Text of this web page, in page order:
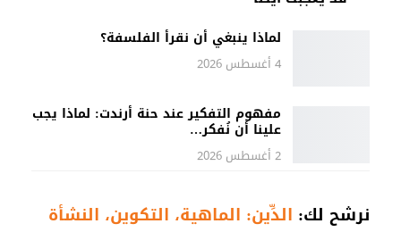
لماذا ينبغي أن نقرأ الفلسفة؟
4 أغسطس 2026
مفهوم التفكير عند حنة أرندت: لماذا يجب
علينا أن نُفكر…
2 أغسطس 2026
نرشح لك: الدِّين: الماهية، التكوين، النشأة